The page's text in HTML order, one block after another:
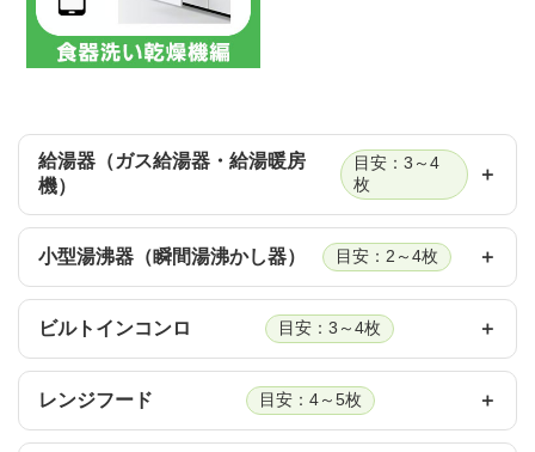
給湯器（ガス給湯器・給湯暖房
機）
目安：3～4
枚
小型湯沸器（瞬間湯沸かし器） 目安：2～4枚
ビルトインコンロ 目安：3～4枚
レンジフード 目安：4～5枚